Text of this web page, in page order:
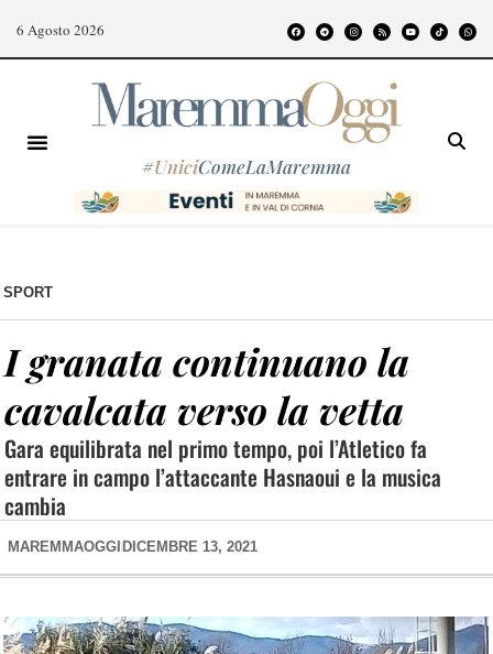
6 Agosto 2026
#UniciComeLaMaremma
SPORT
I granata continuano la
cavalcata verso la vetta
Gara equilibrata nel primo tempo, poi l’Atletico fa
entrare in campo l’attaccante Hasnaoui e la musica
cambia
MAREMMAOGGI DICEMBRE 13, 2021